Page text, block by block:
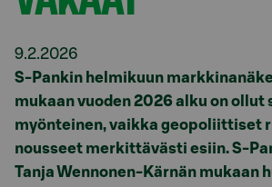
9.2.2026
S-Pankin helmikuun
mukaan vuoden 2026 alku on
myönteinen, vaikka geopoliittiset
nousseet merkittävästi esiin. S-
Tanja Wennonen-Kärnän mukaan